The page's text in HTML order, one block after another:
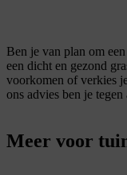
Ben je van plan om
een dicht en gezond
voorkomen of verkies
ons advies ben je tegen
Meer voor